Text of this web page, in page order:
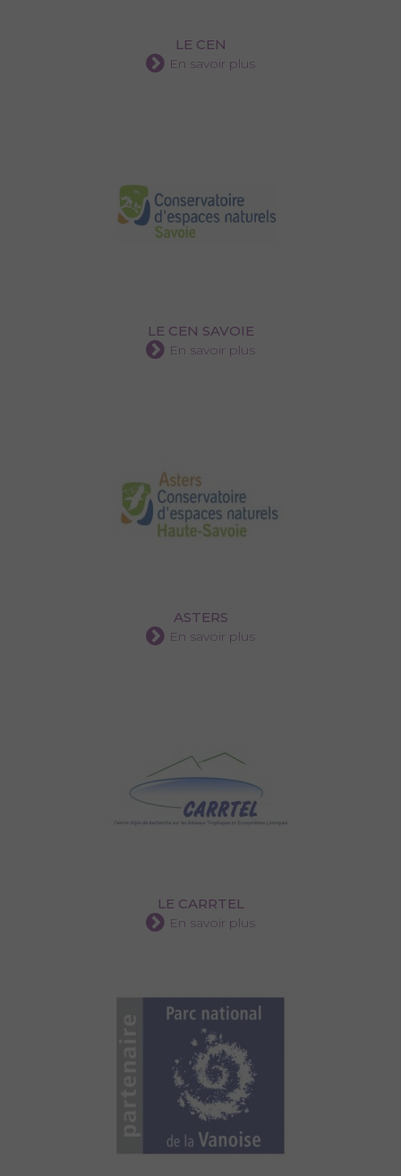
LE CEN
En savoir plus
LE CEN SAVOIE
En savoir plus
ASTERS
En savoir plus
LE CARRTEL
En savoir plus